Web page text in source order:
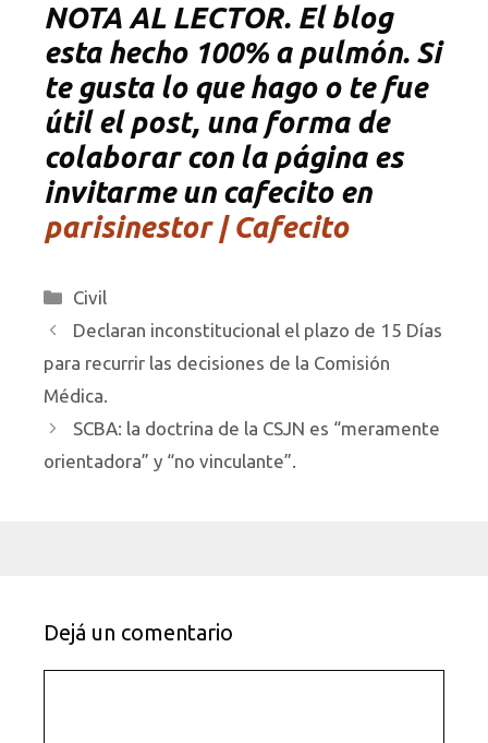
NOTA AL LECTOR. El blog
esta hecho 100% a pulmón. Si
te gusta lo que hago o te fue
útil el post, una forma de
colaborar con la página es
invitarme un cafecito en
parisinestor | Cafecito
Categorías
Civil
Declaran inconstitucional el plazo de 15 Días
para recurrir las decisiones de la Comisión
Médica.
SCBA: la doctrina de la CSJN es “meramente
orientadora” y “no vinculante”.
Dejá un comentario